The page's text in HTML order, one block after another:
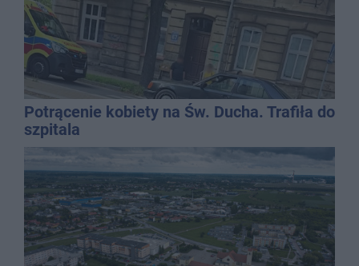
Potrącenie kobiety na Św. Ducha. Trafiła do
szpitala